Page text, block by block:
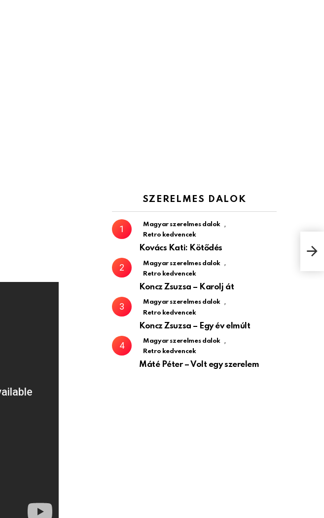
SZERELMES DALOK
Magyar szerelmes dalok ,
Retro kedvencek
Kovács Kati: Kötődés
Magyar szerelmes dalok ,
Retro kedvencek
Koncz Zsuzsa – Karolj át
Magyar szerelmes dalok ,
Retro kedvencek
Koncz Zsuzsa – Egy év elmúlt
Magyar szerelmes dalok ,
Retro kedvencek
Máté Péter – Volt egy szerelem